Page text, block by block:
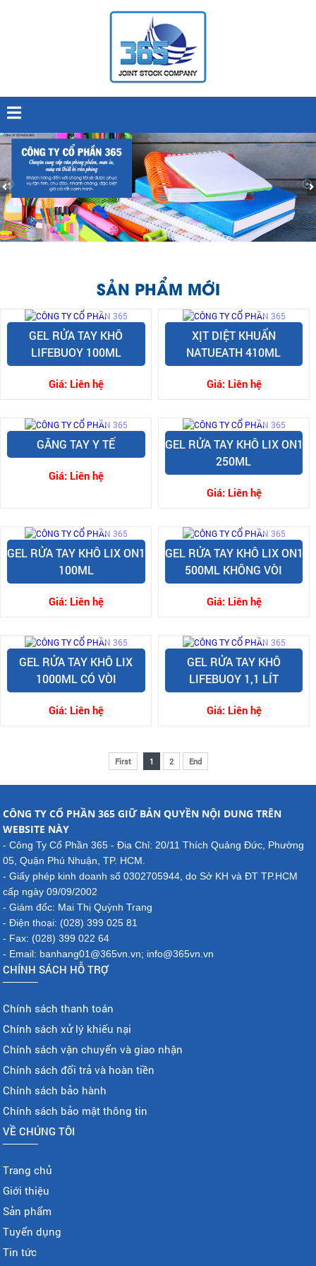
SẢN PHẨM MỚI
GEL RỬA TAY KHÔ
LIFEBUOY 100ML
Giá: Liên hệ
XỊT DIỆT KHUẨN
NATUEATH 410ML
Giá: Liên hệ
GĂNG TAY Y TẾ
Giá: Liên hệ
GEL RỬA TAY KHÔ LIX ON1
250ML
Giá: Liên hệ
GEL RỬA TAY KHÔ LIX ON1
100ML
Giá: Liên hệ
GEL RỬA TAY KHÔ LIX ON1
500ML KHÔNG VÒI
Giá: Liên hệ
GEL RỬA TAY KHÔ LIX
1000ML CÓ VÒI
Giá: Liên hệ
GEL RỬA TAY KHÔ
LIFEBUOY 1,1 LÍT
Giá: Liên hệ
First 1 2 End
CÔNG TY CỔ PHẦN 365 GIỮ BẢN QUYỀN NỘI DUNG TRÊN
WEBSITE NÀY
- Công Ty Cổ Phần 365 - Địa Chỉ: 20/11 Thích Quảng Đức, Phường
05, Quận Phú Nhuận, TP. HCM.
- Giấy phép kinh doanh số 0302705944, do Sở KH và ĐT TP.HCM
cấp ngày 09/09/2002
- Giám đốc: Mai Thị Quỳnh Trang
- Điện thoại: (028) 399 025 81
- Fax: (028) 399 022 64
- Email: banhang01@365vn.vn; info@365vn.vn
CHÍNH SÁCH HỖ TRỢ
Chính sách thanh toán
Chính sách xử lý khiếu nại
Chính sách vận chuyển và giao nhận
Chính sách đổi trả và hoàn tiền
Chính sách bảo hành
Chính sách bảo mật thông tin
VỀ CHÚNG TÔI
Trang chủ
Giới thiệu
Sản phẩm
Tuyển dụng
Tin tức